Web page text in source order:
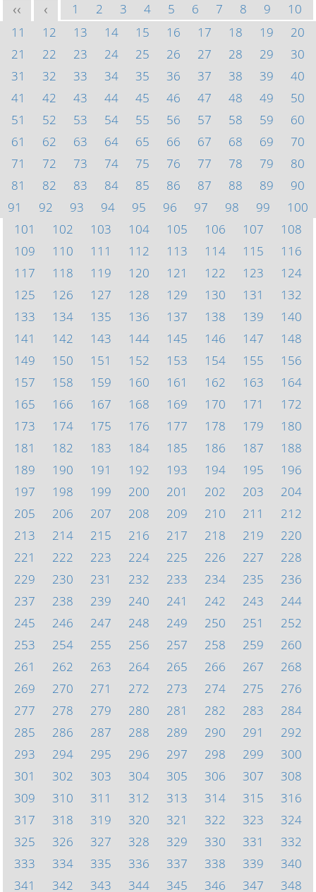
<< < 1 2 3 4 5 6 7 8 9
10
11
12 13 14 15 16 17 18 19
20
21
22 23 24 25 26 27 28 29
30
31
32 33 34 35 36 37 38 39
40
41
42 43 44 45 46 47 48 49
50
51
52 53 54 55 56 57 58 59
60
61
62 63 64 65 66 67 68 69
70
71
72 73 74 75 76 77 78 79
80
81
82 83 84 85 86 87 88 89
90
91
92 93 94 95 96 97 98 99
100
101
102 103 104 105 106 107
108
109
110 111 112 113 114 115
116
117
118 119 120 121 122 123
124
125
126 127 128 129 130 131
132
133
134 135 136 137 138 139
140
141
142 143 144 145 146 147
148
149
150 151 152 153 154 155
156
157
158 159 160 161 162 163
164
165
166 167 168 169 170 171
172
173
174 175 176 177 178 179
180
181
182 183 184 185 186 187
188
189
190 191 192 193 194 195
196
197
198 199 200 201 202 203
204
205
206 207 208 209 210 211
212
213
214 215 216 217 218 219
220
221
222 223 224 225 226 227
228
229
230 231 232 233 234 235
236
237
238 239 240 241 242 243
244
245
246 247 248 249 250 251
252
253
254 255 256 257 258 259
260
261
262 263 264 265 266 267
268
269
270 271 272 273 274 275
276
277
278 279 280 281 282 283
284
285
286 287 288 289 290 291
292
293
294 295 296 297 298 299
300
301
302 303 304 305 306 307
308
309
310 311 312 313 314 315
316
317
318 319 320 321 322 323
324
325
326 327 328 329 330 331
332
333
334 335 336 337 338 339
340
341
342 343 344 345 346 347 348